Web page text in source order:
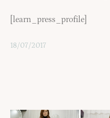
[learn_press_profile]
18/07/2017